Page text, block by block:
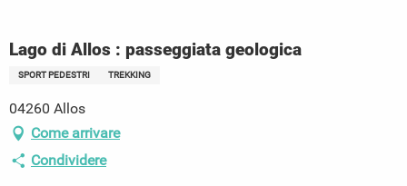
Lago di Allos : passeggiata geologica
SPORT PEDESTRI TREKKING
04260 Allos
Come arrivare
Condividere